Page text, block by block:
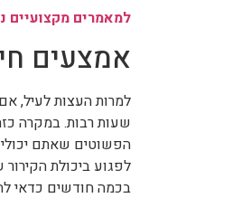
למאמרים מקצועיים
אמצעים
למרות העצות לעיל,
שעות רבות. במקרה
הפשוטים שאתם
לפגוע ביכולת